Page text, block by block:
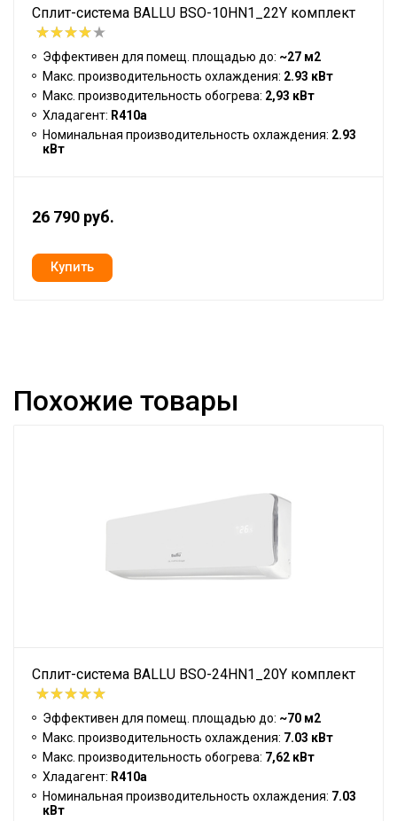
Сплит-система BALLU BSO-10HN1_22Y комплект
Эффективен для помещ. площадью до: ~27 м2
Макс. производительность охлаждения: 2.93 кВт
Макс. производительность обогрева: 2,93 кВт
Хладагент: R410a
Номинальная производительность охлаждения: 2.93
кВт
26 790 руб.
Похожие товары
Сплит-система BALLU BSO-24HN1_20Y комплект
Эффективен для помещ. площадью до: ~70 м2
Макс. производительность охлаждения: 7.03 кВт
Макс. производительность обогрева: 7,62 кВт
Хладагент: R410a
Номинальная производительность охлаждения: 7.03
кВт